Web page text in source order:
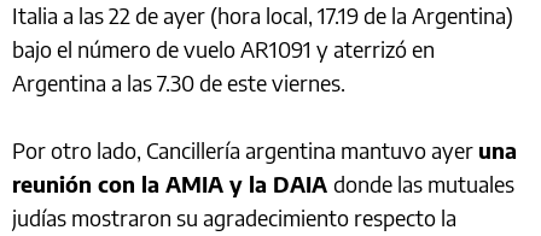
Italia a las 22 de ayer (hora local, 17.19 de la Argentina)
bajo el número de vuelo AR1091 y aterrizó en
Argentina a las 7.30 de este viernes.
Por otro lado, Cancillería argentina mantuvo ayer una
reunión con la AMIA y la DAIA donde las mutuales
judías mostraron su agradecimiento respecto la